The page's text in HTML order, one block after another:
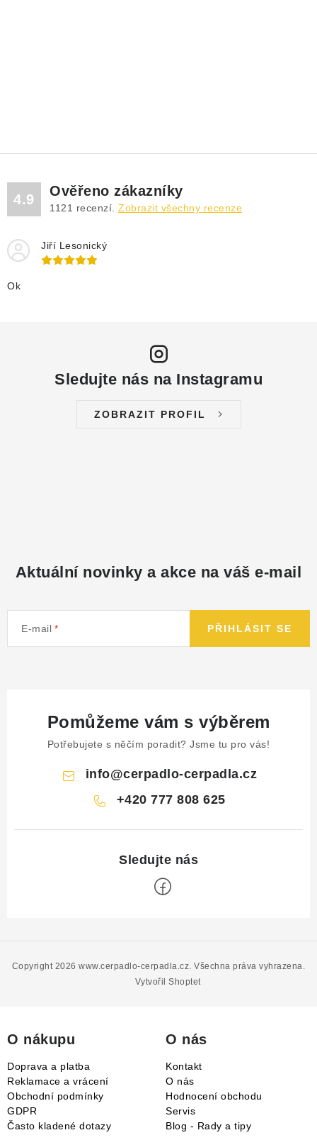
4.9
Ověřeno zákazníky
1121 recenzí. Zobrazit všechny recenze
Jiří Lesonický
Ok
Sledujte nás na Instagramu
ZOBRAZIT PROFIL
Aktuální novinky a akce na váš e-mail
E-mail PŘIHLÁSIT SE
Pomůžeme vám s výběrem
Potřebujete s něčím poradit? Jsme tu pro vás!
info@cerpadlo-cerpadla.cz
+420 777 808 625
Vytvořil Shoptet
Copyright 2026www.cerpadlo-cerpadla.cz. Všechna práva vyhrazena.
O nákupu
Doprava a platba
Reklamace a vrácení
Obchodní podmínky
GDPR
Často kladené dotazy
O nás
Kontakt
O nás
Hodnocení obchodu
Servis
Blog - Rady a tipy